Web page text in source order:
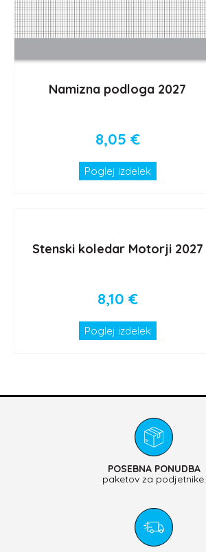
Namizna podloga 2027
8,05 €
Poglej izdelek
Stenski koledar Motorji 2027
8,10 €
Poglej izdelek
POSEBNA PONUDBA
paketov za podjetnike.